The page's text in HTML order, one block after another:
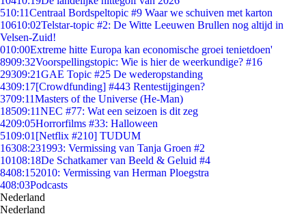
510:11Centraal Bordspeltopic #9 Waar we schuiven met karton
10610:02Telstar-topic #2: De Witte Leeuwen Brullen nog altijd in
Velsen-Zuid!
010:00Extreme hitte Europa kan economische groei tenietdoen'
8909:32Voorspellingstopic: Wie is hier de weerkundige? #16
29309:21GAE Topic #25 De wederopstanding
4309:17[Crowdfunding] #443 Rentestijgingen?
3709:11Masters of the Universe (He-Man)
18509:11NEC #77: Wat een seizoen is dit zeg
4209:05Horrorfilms #33: Halloween
5109:01 [Netflix #210] TUDUM
16308:231993: Vermissing van Tanja Groen #2
10108:18De Schatkamer van Beeld & Geluid #4
8408:152010: Vermissing van Herman Ploegstra
408:03Podcasts
Nederland
Nederland